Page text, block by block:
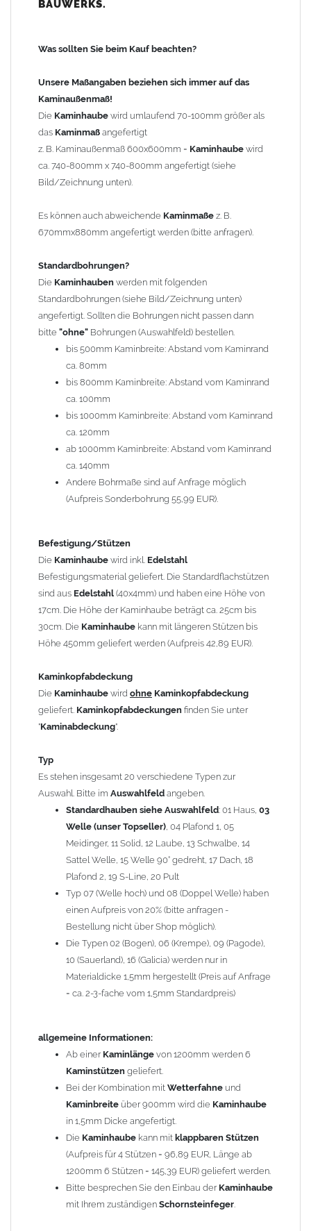
100mm
120mm
140mm
Andere Bohrmaße sind auf Anfrage möglich (Aufpreis
Sonderbohrung 55,99 EUR).
Befestigung/Stützen
Kaminhaubewird inkl. EdelstahlBefestigungsmaterial
geliefert. Die Standardflachstützen sind aus
beträgt ca. 25cm bis 30cm. DieKaminhaubekann mit längeren
Stützen bis Höhe 450mm geliefert werden (Aufpreis 42,89 EUR).
Kaminkopfabdeckung
Kaminhaubewirdohne Kaminkopfabdeckung
Kaminkopfabdeckungenfinden Sie unter "Kaminabdeckung
Es stehen insgesamt 20 verschiedene Typen zur Auswahl. Bitte
Auswahlfeldangeben.
Standardhauben siehe Auswahlfeld: 01 Haus,03 Welle
(unser Topseller)
Laube, 13 Schwalbe, 14 Sattel Welle, 15 Welle 90° gedreht,
17 Dach, 18 Plafond 2, 19 S-Line, 20 Pult
Typ 07 (Welle hoch) und 08 (Doppel Welle) haben einen
Aufpreis von 20% (bitte anfragen - Bestellung nicht über
Shop möglich).
Die Typen 02 (Bogen), 06 (Krempe), 09 (Pagode), 10
1,5mm hergestellt (Preis auf Anfrage = ca. 2-3-fache vom
1,5mm Standardpreis)
allgemeine Informationen:
Ab einer Kaminlängevon 1200mm werden 6
Kaminstützengeliefert.
Bei der Kombination mitWetterfahneundKaminbreite
angefertigt.
DieKaminhaubekann mitklappbaren Stützen
für 4 Stützen = 96,89 EUR, Länge ab 1200mm 6 Stützen =
145,39 EUR) geliefert werden.
Ihrem zuständigen
Hinweis: FürKaminhaubenundKaminabdeckungenkönnen wir
Nachnahme anbieten!
Lieferzeit: ca. 1-2 Wochen nach Zahlungseingang
Sonderanfertigung: Die Kaminhaube wird kundenspezifisch
angefertigt - keine Rücknahme möglich!
Zum Bild vergößern, bitte auf das Bild klicken!
BAUWERKS.
Was sollten Sie beim Kauf beachten?
Unsere Maßangaben beziehen sich immer auf das
Kaminaußenmaß!
Die Kaminhaube wird umlaufend 70-100mm größer als
das Kaminmaß angefertigt
z. B. Kaminaußenmaß 600x600mm = Kaminhaube wird
ca. 740-800mm x 740-800mm angefertigt (siehe
Bild/Zeichnung unten).
Es können auch abweichende Kaminmaße z. B.
670mmx880mm angefertigt werden (bitte anfragen).
Standardbohrungen?
Die Kaminhauben werden mit folgenden
Standardbohrungen (siehe Bild/Zeichnung unten)
angefertigt. Sollten die Bohrungen nicht passen dann
bitte "ohne" Bohrungen (Auswahlfeld) bestellen.
bis 500mm Kaminbreite: Abstand vom Kaminrand
ca. 80mm
bis 800mm Kaminbreite: Abstand vom Kaminrand
ca. 100mm
bis 1000mm Kaminbreite: Abstand vom Kaminrand
ca. 120mm
ab 1000mm Kaminbreite: Abstand vom Kaminrand
ca. 140mm
Andere Bohrmaße sind auf Anfrage möglich
(Aufpreis Sonderbohrung 55,99 EUR).
Befestigung/Stützen
Die Kaminhaube wird inkl. Edelstahl
Befestigungsmaterial geliefert. Die Standardflachstützen
sind aus Edelstahl (40x4mm) und haben eine Höhe von
17cm. Die Höhe der Kaminhaube beträgt ca. 25cm bis
30cm. Die Kaminhaube kann mit längeren Stützen bis
Höhe 450mm geliefert werden (Aufpreis 42,89 EUR).
Kaminkopfabdeckung
Die Kaminhaube wird ohne Kaminkopfabdeckung
geliefert. Kaminkopfabdeckungen finden Sie unter
"Kaminabdeckung".
Typ
Es stehen insgesamt 20 verschiedene Typen zur
Auswahl. Bitte im Auswahlfeld angeben.
Standardhauben siehe Auswahlfeld: 01 Haus, 03
Welle (unser Topseller), 04 Plafond 1, 05
Meidinger, 11 Solid, 12 Laube, 13 Schwalbe, 14
Sattel Welle, 15 Welle 90° gedreht, 17 Dach, 18
Plafond 2, 19 S-Line, 20 Pult
Typ 07 (Welle hoch) und 08 (Doppel Welle) haben
einen Aufpreis von 20% (bitte anfragen -
Bestellung nicht über Shop möglich).
Die Typen 02 (Bogen), 06 (Krempe), 09 (Pagode),
10 (Sauerland), 16 (Galicia) werden nur in
Materialdicke 1,5mm hergestellt (Preis auf Anfrage
= ca. 2-3-fache vom 1,5mm Standardpreis)
allgemeine Informationen:
Ab einer Kaminlänge von 1200mm werden 6
Kaminstützen geliefert.
Bei der Kombination mit Wetterfahne und
Kaminbreite über 900mm wird die Kaminhaube
in 1,5mm Dicke angefertigt.
Die Kaminhaube kann mit klappbaren Stützen
(Aufpreis für 4 Stützen = 96,89 EUR, Länge ab
1200mm 6 Stützen = 145,39 EUR) geliefert werden.
Bitte besprechen Sie den Einbau der Kaminhaube
mit Ihrem zuständigen Schornsteinfeger.